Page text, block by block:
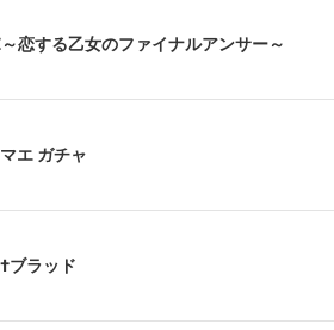
恋する乙女のファイナルアンサー～
エ ガチャ
ブラッド